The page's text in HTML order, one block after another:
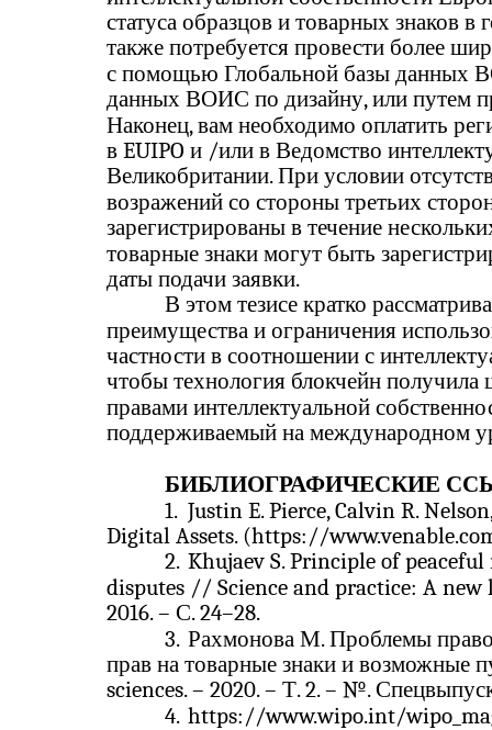
статуса образцов и товарных знаков
также потребуется провести более
с помощью Глобальной базы данных
данных ВОИС по дизайну, или путем
Наконец, вам необходимо оплатить
в EUIPO и /или в Ведомство
Великобритании. При условии
возражений со стороны третьих
зарегистрированы в течение
товарные знаки могут быть
даты подачи заявки.
В этом тезисе кратко
преимущества и ограничения
частности в соотношении с
чтобы технология блокчейн получила
правами интеллектуальной
поддерживаемый на международном
БИБЛИОГРАФИЧЕСКИЕ
1. Justin E. Pierce, Calvin R.
Digital Assets. (https://
2. Khujaev S. Principle of
disputes // Science and practice: A
2016. – С. 24–28.
3. Рахмонова М. Проблемы
прав на товарные знаки и возможные
sciences. – 2020. – Т. 2. – №.
4. https://www.wipo.int/